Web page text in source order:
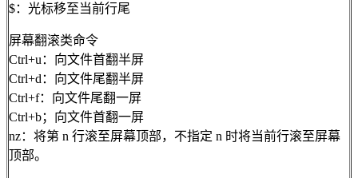
$：光标移至当前行尾
屏幕翻滚类命令
Ctrl+u：向文件首翻半屏
Ctrl+d：向文件尾翻半屏
Ctrl+f：向文件尾翻一屏
Ctrl+b；向文件首翻一屏
nz：将第 n 行滚至屏幕顶部，不指定 n 时将当前行滚至屏幕
顶部。